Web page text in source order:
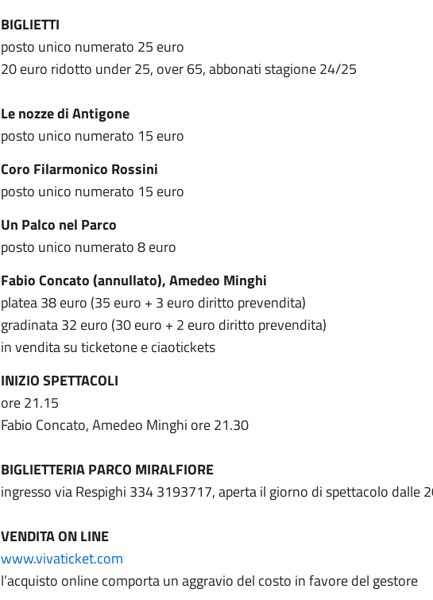
BIGLIETTI
posto unico numerato 25 euro
20 euro ridotto under 25, over 65, abbonati stagione 24/25
Le nozze di Antigone
posto unico numerato 15 euro
Coro Filarmonico Rossini
posto unico numerato 15 euro
Un Palco nel Parco
posto unico numerato 8 euro
Fabio Concato (annullato), Amedeo Minghi
platea 38 euro (35 euro + 3 euro diritto prevendita)
gradinata 32 euro (30 euro + 2 euro diritto prevendita)
in vendita su ticketone e ciaotickets
INIZIO SPETTACOLI
ore 21.15
Fabio Concato, Amedeo Minghi ore 21.30
BIGLIETTERIA PARCO MIRALFIORE
ingresso via Respighi 334 3193717, aperta il giorno di spettacolo dalle
VENDITA ON LINE
www.vivaticket.com
l’acquisto online comporta un aggravio del costo in favore del gestore